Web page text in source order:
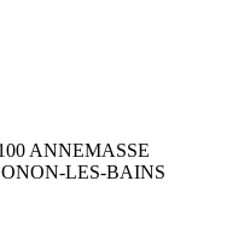
ANNEMASSE
LES-BAINS